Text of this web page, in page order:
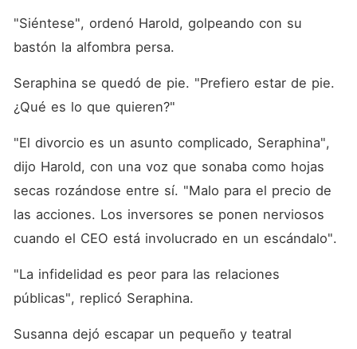
"Siéntese", ordenó Harold, golpeando con su
bastón la alfombra persa.
Seraphina se quedó de pie. "Prefiero estar de pie.
¿Qué es lo que quieren?"
"El divorcio es un asunto complicado, Seraphina",
dijo Harold, con una voz que sonaba como hojas
secas rozándose entre sí. "Malo para el precio de
las acciones. Los inversores se ponen nerviosos
cuando el CEO está involucrado en un escándalo".
"La infidelidad es peor para las relaciones
públicas", replicó Seraphina.
Susanna dejó escapar un pequeño y teatral